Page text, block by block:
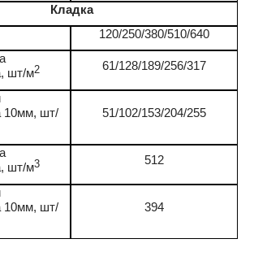
Кладка
120/250/380/510/640
шт/м2 61/128/189/256/317
10мм, шт/
51/102/153/204/255
шт/м3 512
10мм, шт/
394